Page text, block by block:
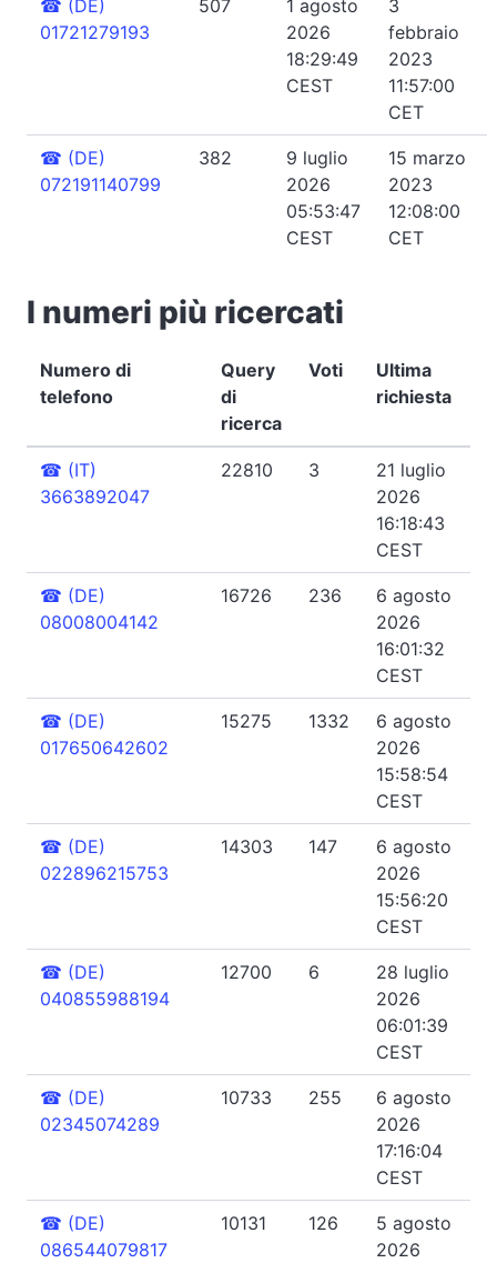
☎ (DE)
01721279193
507
1 agosto
2026
18:29:49
CEST
3
febbraio
2023
11:57:00
CET
☎ (DE)
072191140799
382
9 luglio
2026
05:53:47
CEST
15 marzo
2023
12:08:00
CET
I numeri più ricercati
Numero di
telefono
Query
di
ricerca
Voti
Ultima
richiesta
☎ (IT)
3663892047
22810 3
21 luglio
2026
16:18:43
CEST
☎ (DE)
08008004142
16726 236
6 agosto
2026
16:01:32
CEST
☎ (DE)
017650642602
15275 1332
6 agosto
2026
15:58:54
CEST
☎ (DE)
022896215753
14303 147
6 agosto
2026
15:56:20
CEST
☎ (DE)
040855988194
12700 6
28 luglio
2026
06:01:39
CEST
☎ (DE)
02345074289
10733 255
6 agosto
2026
17:16:04
CEST
☎ (DE)
086544079817
10131 126
5 agosto
2026